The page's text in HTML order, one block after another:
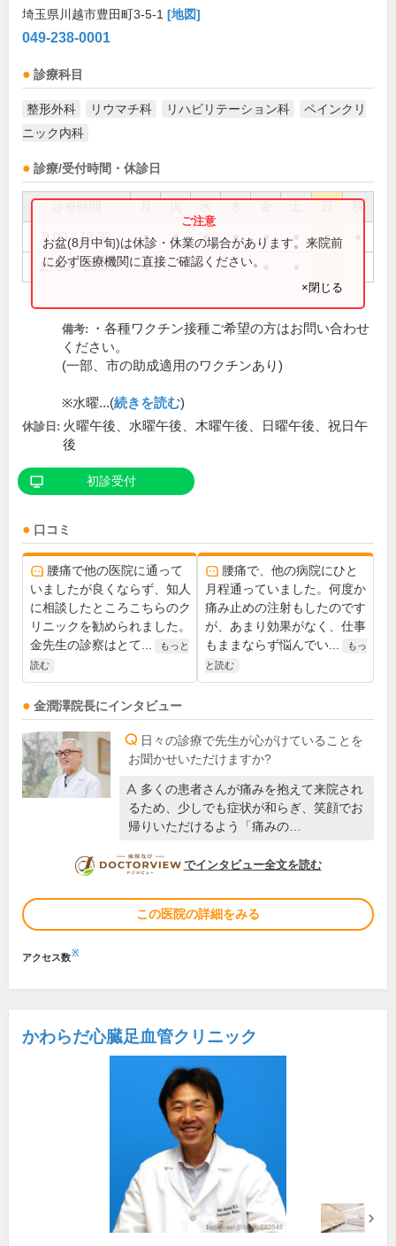
埼玉県川越市豊田町3-5-1 [地図]
049-238-0001
診療科目
整形外科 リウマチ科 リハビリテーション科
ペインクリ
ニック内科
診療/受付時間・休診日
祝
9:00～12:30 ● ● ● ● ● ●
15:00～18:30 ●
お盆(8月中旬)は休診・休業の場合があります。来院前
に必ず医療機関に直接ご確認ください。
×閉じる
備考:
・各種ワクチン接種ご希望の方はお問い合わせ
ください。
(一部、市の助成適用のワクチンあり)
※水曜...(続きを読む)
休診日: 火曜午後、水曜午後、木曜午後、日曜午後、祝日午
後
初診受付
口コミ
腰痛で他の医院に通って
いましたが良くならず、知人
に相談したところこちらのク
リニックを勧められました。
金先生の診察はとて...
もっと
読む
腰痛で、他の病院にひと
月程通っていました。何度か
痛み止めの注射もしたのです
が、あまり効果がなく、仕事
もままならず悩んでい...
もっ
と読む
金潤澤院長にインタビュー
日々の診療で先生が心がけていることを
お聞かせいただけますか?
多くの患者さんが痛みを抱えて来院され
るため、少しでも症状が和らぎ、笑顔でお
帰りいただけるよう「痛みの…
DOCTORVIEW
でインタビュー全文を読む
この医院の詳細をみる
アクセス数※
かわらだ心臓足血管クリニック